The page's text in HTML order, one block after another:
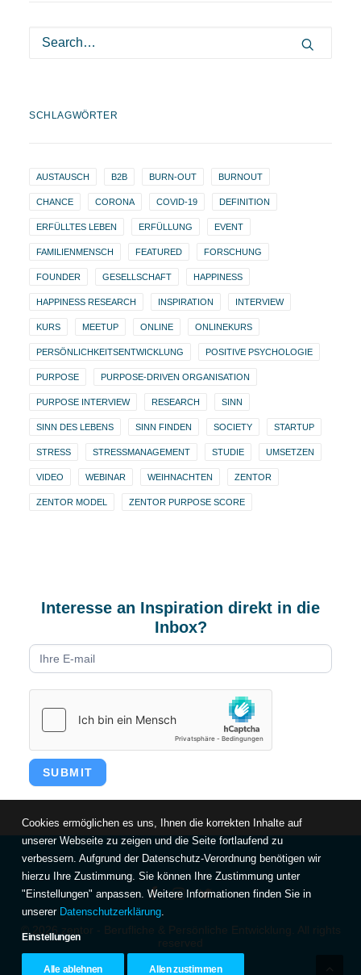
SCHLAGWÖRTER
AUSTAUSCH B2B BURN-OUT BURNOUT
CHANCE CORONA COVID-19 DEFINITION
ERFÜLLTES LEBEN ERFÜLLUNG EVENT
FAMILIENMENSCH FEATURED FORSCHUNG
FOUNDER GESELLSCHAFT HAPPINESS
HAPPINESS RESEARCH INSPIRATION INTERVIEW
KURS MEETUP ONLINE ONLINEKURS
PERSÖNLICHKEITSENTWICKLUNG POSITIVE PSYCHOLOGIE
PURPOSE PURPOSE-DRIVEN ORGANISATION
PURPOSE INTERVIEW RESEARCH SINN
SINN DES LEBENS SINN FINDEN SOCIETY STARTUP
STRESS STRESSMANAGEMENT STUDIE UMSETZEN
VIDEO WEBINAR WEIHNACHTEN ZENTOR
ZENTOR MODEL ZENTOR PURPOSE SCORE
Interesse an Inspiration direkt in die
Inbox?
Newsletter
form
DE
SUBMIT
© 2026 zentor - Berufliche & Persönliche Entwicklung. All rights
reserved
Cookies ermöglichen es uns, Ihnen die korrekten Inhalte auf
unserer Webseite zu zeigen und die Seite fortlaufend zu
verbessern. Aufgrund der Datenschutz-Verordnung benötigen wir
hierzu Ihre Zustimmung. Sie können Ihre Zustimmung unter
"Einstellungen" anpassen. Weitere Informationen finden Sie in
unserer Datenschutzerklärung.
Einstellungen
Alle ablehnen Allen zustimmen